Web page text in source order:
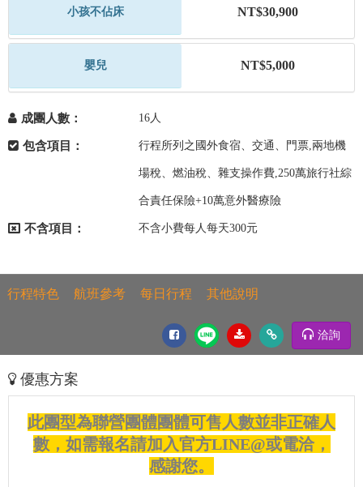
小孩不佔床 NT$30,900
嬰兒 NT$5,000
成團人數： 16人
包含項目： 行程所列之國外食宿、交通、門票,兩地機
場稅、燃油稅、雜支操作費,250萬旅行社綜
合責任保險+10萬意外醫療險
不含項目： 不含小費每人每天300元
行程特色 航班參考 每日行程 其他說明
洽詢
優惠方案
此團型為聯營團體團體可售人數並非正確人
數，如需報名請加入官方LINE@或電洽，
感謝您。